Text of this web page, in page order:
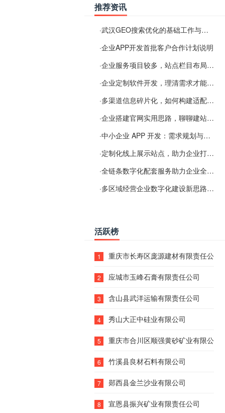
推荐资讯
·武汉GEO搜索优化的基础工作与实施思路
·企业APP开发首批客户合作计划说明
·企业服务项目较多，站点栏目布局规划参考思路
·企业定制软件开发，理清需求才能提升数字化落地效率
·多渠道信息碎片化，如何构建适配 AI 检索的品牌信息源
·企业搭建官网实用思路，聊聊建站容易忽视的问题
·中小企业 APP 开发：需求规划与项目落地避坑经验分享
·定制化线上展示站点，助力企业打通线上经营渠道
·全链条数字化配套服务助力企业全域线上经营
·多区域经营企业数字化建设新思路：多端载体与地域检索一体化落地思路分享
活跃榜
1 重庆市长寿区庞源建材有限责任公司
2 应城市玉峰石膏有限责任公司
3 含山县武洋运输有限责任公司
4 秀山大正中硅业有限公司
5 重庆市合川区顺强黄砂矿业有限公司
6 竹溪县良材石料有限公司
7 郧西县金兰沙业有限公司
8 宣恩县振兴矿业有限责任公司